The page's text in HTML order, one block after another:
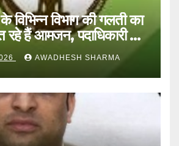
विभिन्न विभाग की गलती का
रहे हैं आमजन, पदाधिकारी और
AWADHESH SHARMA